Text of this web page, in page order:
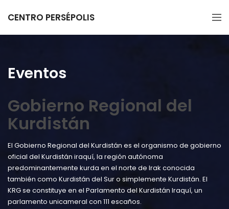
CENTRO PERSÉPOLIS
Eventos
Gobierno Regional del
Kurdistán
El Gobierno Regional del Kurdistán es el organismo de gobierno
oficial del Kurdistán iraquí, la región autónoma
predominantemente kurda en el norte de Irak​ conocida
también como Kurdistán del Sur o simplemente Kurdistán. El
KRG se constituye en el Parlamento del Kurdistán Iraquí, un
parlamento unicameral con 111 escaños.